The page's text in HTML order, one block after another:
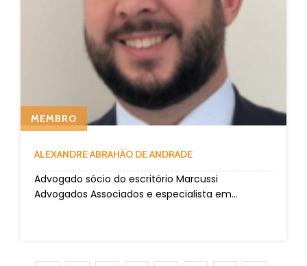
MEMBRO
ALEXANDRE ABRAHÃO DE ANDRADE
Advogado sócio do escritório Marcussi
Advogados Associados e especialista em...